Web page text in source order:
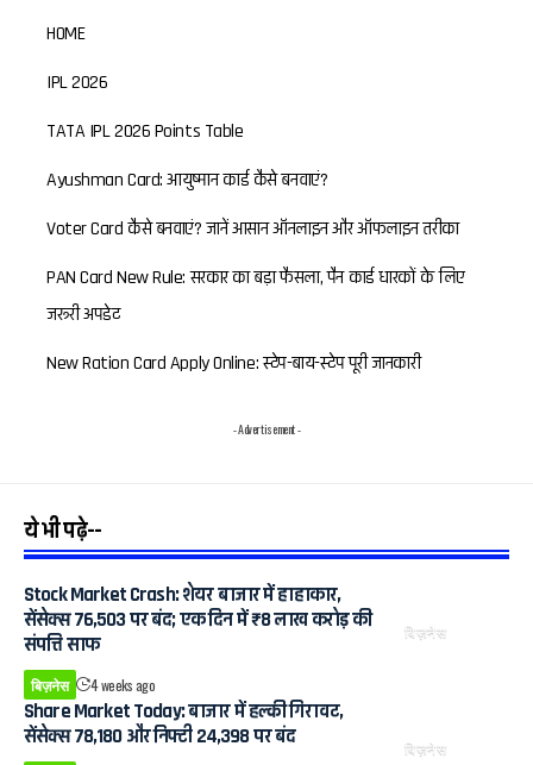
HOME
IPL 2026
TATA IPL 2026 Points Table
Ayushman Card: आयुष्मान कार्ड कैसे बनवाएं?
Voter Card कैसे बनवाएं? जानें आसान ऑनलाइन और ऑफलाइन तरीका
PAN Card New Rule: सरकार का बड़ा फैसला, पैन कार्ड धारकों के लिए
जरूरी अपडेट
New Ration Card Apply Online: स्टेप-बाय-स्टेप पूरी जानकारी
- Advertisement -
ये भी पढ़े--
बिज़नेस
Stock Market Crash: शेयर बाजार में हाहाकार,
सेंसेक्स 76,503 पर बंद; एक दिन में ₹8 लाख करोड़ की
संपत्ति साफ
बिज़नेस 4 weeks ago
बिज़नेस
Share Market Today: बाजार में हल्की गिरावट,
सेंसेक्स 78,180 और निफ्टी 24,398 पर बंद